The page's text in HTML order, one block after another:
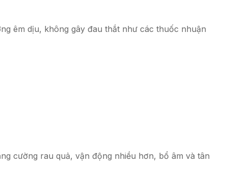
êm dịu, không gây đau thắt như các thuốc nhuận
cường rau quả, vận động nhiều hơn, bổ âm và tân